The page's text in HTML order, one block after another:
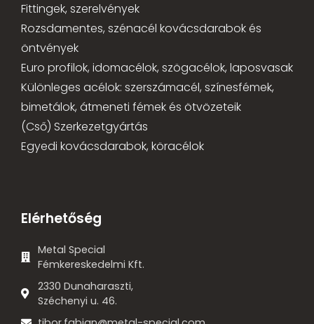
Fittingek, szerelvények
Rozsdamentes, szénacél kovácsdarabok és
öntvények
Euro profilok, idomacélok, szögacélok, laposvasak
Különleges acélok: szerszámacél, színesfémek,
bimetálok, átmeneti fémek és ötvözeteik
(Cső) Szerkezetgyártás
Egyedi kovácsdarabok, köracélok
Elérhetőség
Metal Special
Fémkereskedelmi Kft.
2330 Dunaharaszti,
Széchenyi u. 46.